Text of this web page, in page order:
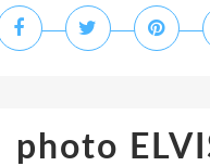
photo